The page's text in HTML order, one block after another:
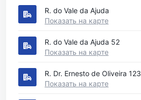
R. do Vale da Ajuda
Показать на карте
R. do Vale da Ajuda 52
Показать на карте
R. Dr. Ernesto de Oliveira 123
Показать на карте